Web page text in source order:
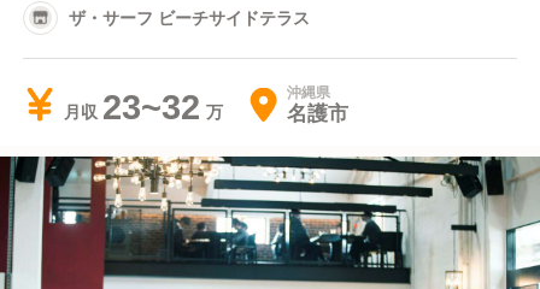
ザ・サーフ ビーチサイドテラス
月収 23~32 沖縄県
名護市